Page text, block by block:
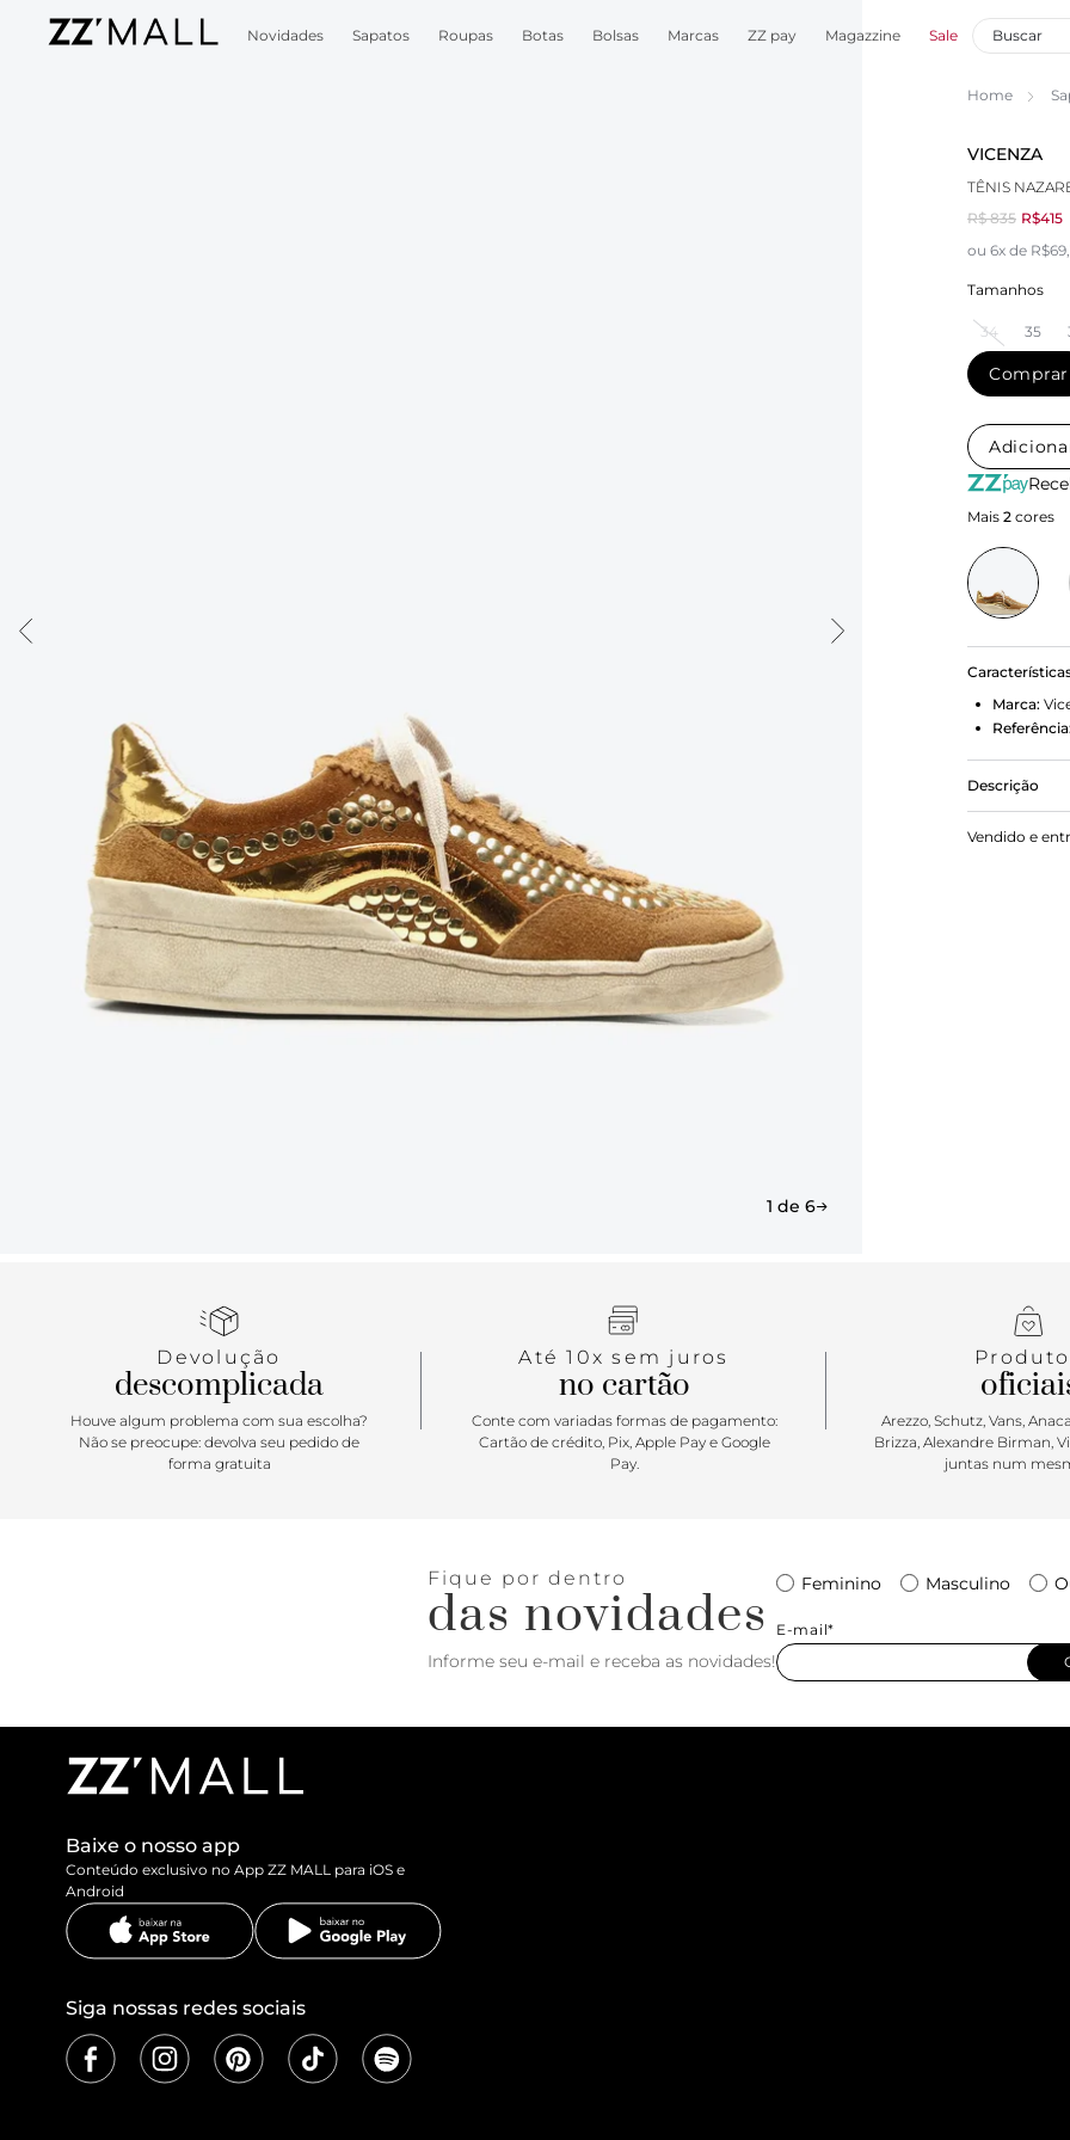
Novidades Sapatos Roupas Botas Bolsas Marcas ZZ pay Magazzine Sale
1 de 6
Home
VICENZA
TÊNIS
R$ 835 R$415
ou 6x de
Tamanhos
34 35
Comprar
Mais 2 cores
Marca:
Referência:
Descrição
Tênis
brilho sutil
Vendido e
Devolução
descomplicada
Houve algum problema com sua escolha?
Não se preocupe: devolva seu pedido de
forma gratuita
Até 10x sem juros
no cartão
Conte com variadas formas de pagamento:
Cartão de crédito, Pix, Apple Pay e Google
Pay.
Arezzo, Schutz, Vans,
Brizza, Alexandre Birman,
juntas num
Fique por dentro
das novidades
Informe seu e-mail e receba as novidades!
Feminino Masculino
E-mail*
Baixe o nosso app
Conteúdo exclusivo no App ZZ MALL para iOS e
Android
Siga nossas redes sociais